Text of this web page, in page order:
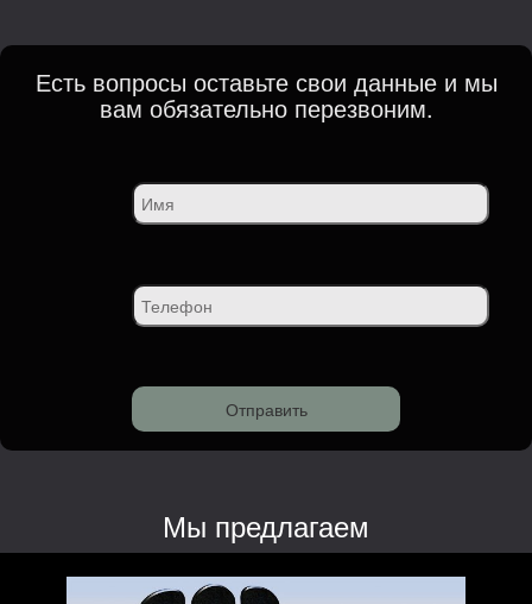
Есть вопросы оставьте свои данные и мы
вам обязательно перезвоним.
Мы предлагаем